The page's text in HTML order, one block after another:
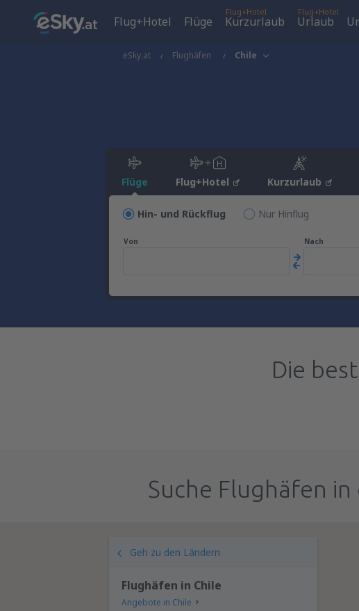
Flug+Hotel Flüge
Flug+Hotel
Kurzurlaub
Flug+Hotel
Urlaub
eSky.at Flughäfen Chile
Flüge Flug+Hotel Kurzurlaub
Hin- und Rückflug Nur Hinflug
Von Nach
Die
Suche Flughäfen
Geh zu den Ländern
Flughäfen in Chile
Angebote in Chile